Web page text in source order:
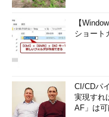
【
ショート
CI/CDパ
実現すれ
AF」は